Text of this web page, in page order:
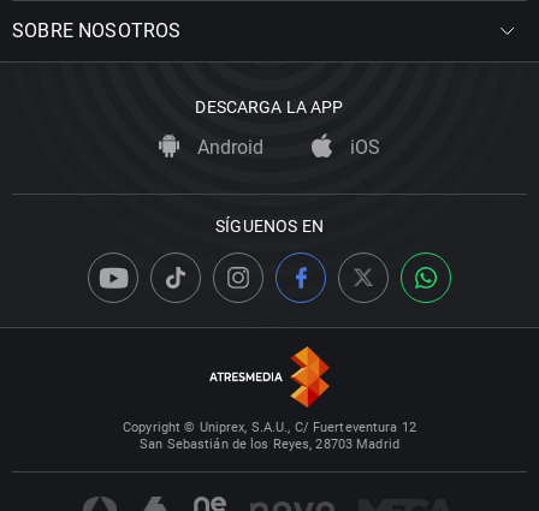
SOBRE NOSOTROS
DESCARGA LA APP
Android iOS
SÍGUENOS EN
Copyright © Uniprex, S.A.U., C/ Fuerteventura 12
San Sebastián de los Reyes, 28703 Madrid